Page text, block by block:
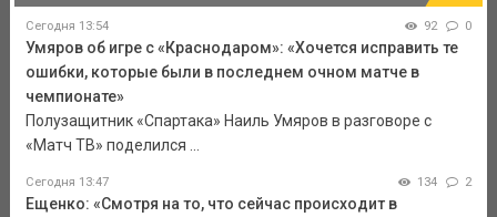
Сегодня 13:54 92 0
Умяров об игре с «Краснодаром»: «Хочется исправить те
ошибки, которые были в последнем очном матче в
чемпионате»
Полузащитник «Спартака» Наиль Умяров в разговоре с
«Матч ТВ» поделился ...
Сегодня 13:47 134 2
Ещенко: «Смотря на то, что сейчас происходит в